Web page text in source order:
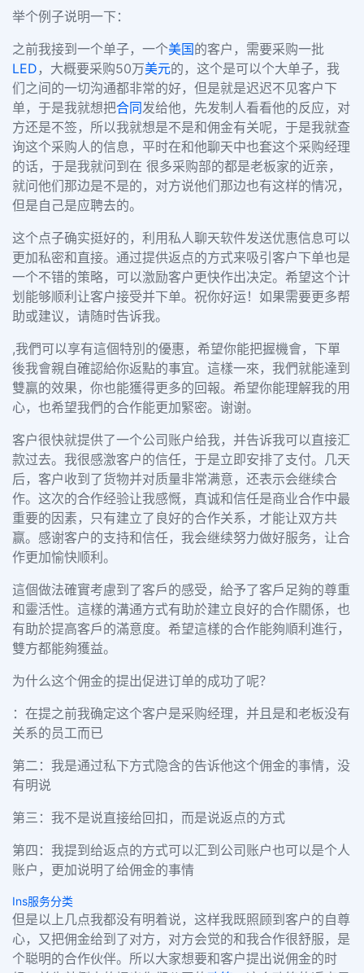
举个例子说明一下：
之前我接到一个单子，一个美国的客户，需要采购一批
LED ，大概要采购50万美元的，这个是可以个大单子，我
们之间的一切沟通都非常的好，但是就是迟迟不见客户下
单，于是我就想把合同发给他，先发制人看看他的反应，对
方还是不签，所以我就想是不是和佣金有关呢，于是我就查
询这个采购人的信息，平时在和他聊天中也套这个采购经理
的话，于是我就问到在 很多采购部的都是老板家的近亲，
就问他们那边是不是的，对方说他们那边也有这样的情况，
但是自己是应聘去的。
这个点子确实挺好的，利用私人聊天软件发送优惠信息可以
更加私密和直接。通过提供返点的方式来吸引客户下单也是
一个不错的策略，可以激励客户更快作出决定。希望这个计
划能够顺利让客户接受并下单。祝你好运！如果需要更多帮
助或建议，请随时告诉我。
,我們可以享有這個特別的優惠，希望你能把握機會，下單
後我會親自確認給你返點的事宜。這樣一來，我們就能達到
雙贏的效果，你也能獲得更多的回報。希望你能理解我的用
心，也希望我們的合作能更加緊密。谢谢。
客户很快就提供了一个公司账户给我，并告诉我可以直接汇
款过去。我很感激客户的信任，于是立即安排了支付。几天
后，客户收到了货物并对质量非常满意，还表示会继续合
作。这次的合作经验让我感慨，真诚和信任是商业合作中最
重要的因素，只有建立了良好的合作关系，才能让双方共
赢。感谢客户的支持和信任，我会继续努力做好服务，让合
作更加愉快顺利。
這個做法確實考慮到了客戶的感受，給予了客戶足夠的尊重
和靈活性。這樣的溝通方式有助於建立良好的合作關係，也
有助於提高客戶的滿意度。希望這樣的合作能夠順利進行，
雙方都能夠獲益。
为什么这个佣金的提出促进订单的成功了呢？
：在提之前我确定这个客户是采购经理，并且是和老板没有
关系的员工而已
第二：我是通过私下方式隐含的告诉他这个佣金的事情，没
有明说
第三：我不是说直接给回扣，而是说返点的方式
第四：我提到给返点的方式可以汇到公司账户也可以是个人
账户，更加说明了给佣金的事情
Ins服务分类
但是以上几点我都没有明着说，这样我既照顾到客户的自尊
心，又把佣金给到了对方，对方会觉的和我合作很舒服，是
个聪明的合作伙伴。所以大家想要和客户提出说佣金的时